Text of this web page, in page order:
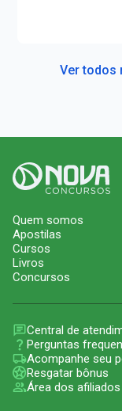
Ver todos
Quem somos
Apostilas
Cursos
Livros
Concursos
Central de
Perguntas
Acompanhe seu
Resgatar bônus
Área dos afiliados